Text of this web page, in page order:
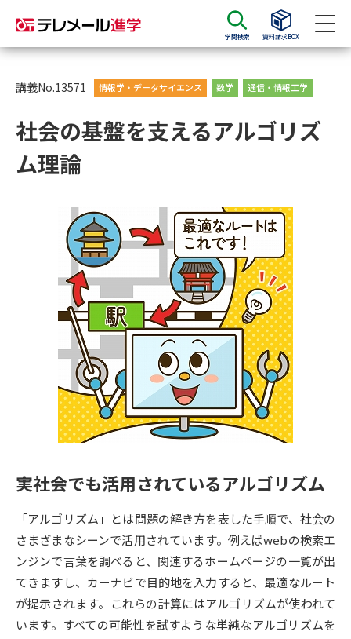
学問検索 資料請求BOX
資料請求 資料検索
大学・短大の資料種類から請求
総合型選抜・学校推薦型選抜 募
集要項＆願書
大学入学共通テスト利用選抜の
募集要項＆願書
大学・短大以外の資料から請求
専門学校の資料請求 大学院の資料請求
留学・進学関連、塾・予備校
大学入学共通テスト「受験案
内」の請求
大学入学共通テスト「受験上の
配慮案内」の請求
高等学校卒業程度認定試験
幼稚園教員資格認定試験 小学校教員資格認定試験
高等学校（情報）教員資格認定
試験
大学研究 大学検索
講義No.13571 情報学・データサイエンス 数学 通信・情報工学
社会の基盤を支えるアルゴリズ
ム理論
実社会でも活用されているアルゴリズム
「アルゴリズム」とは問題の解き方を表した手順で、社会の
さまざまなシーンで活用されています。例えばwebの検索エ
ンジンで言葉を調べると、関連するホームページの一覧が出
てきますし、カーナビで目的地を入力すると、最適なルート
が提示されます。これらの計算にはアルゴリズムが使われて
います。すべての可能性を試すような単純なアルゴリズムを